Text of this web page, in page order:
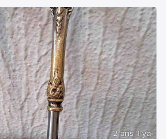
2 ans Il ya